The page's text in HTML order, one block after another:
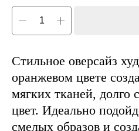
Стильное оверсайз
оранжевом цвете
мягких тканей, долго
цвет. Идеально
смелых образов и